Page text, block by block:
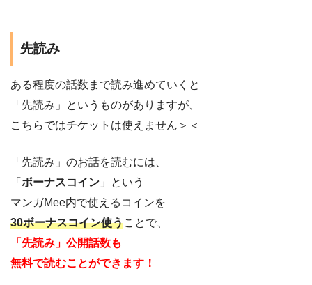
先読み
ある程度の話数まで読み進めていくと
「先読み」というものがありますが、
こちらではチケットは使えません＞＜
「先読み」のお話を読むには、
「 ボーナスコイン 」という
マンガMee内で使えるコインを
30ボーナスコイン使うことで、
「先読み」公開話数も
無料で読むことができます！